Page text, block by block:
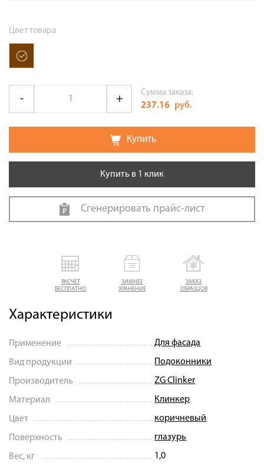
РАСЧЕТ
БЕСПЛАТНО
ЗИМНЕЕ
ХРАНЕНИЕ
ЗАКАЗ
ОБРАЗЦОВ
Характеристики
Применение Для фасада
Вид продукции Подоконники
Производитель ZG Clinker
Материал Клинкер
Цвет коричневый
Поверхность глазурь
Вес, кг 1,0
Цвет товара
Сумма заказа:
237.16 руб.
Купить
Купить в 1 клик
Сгенерировать прайс-лист